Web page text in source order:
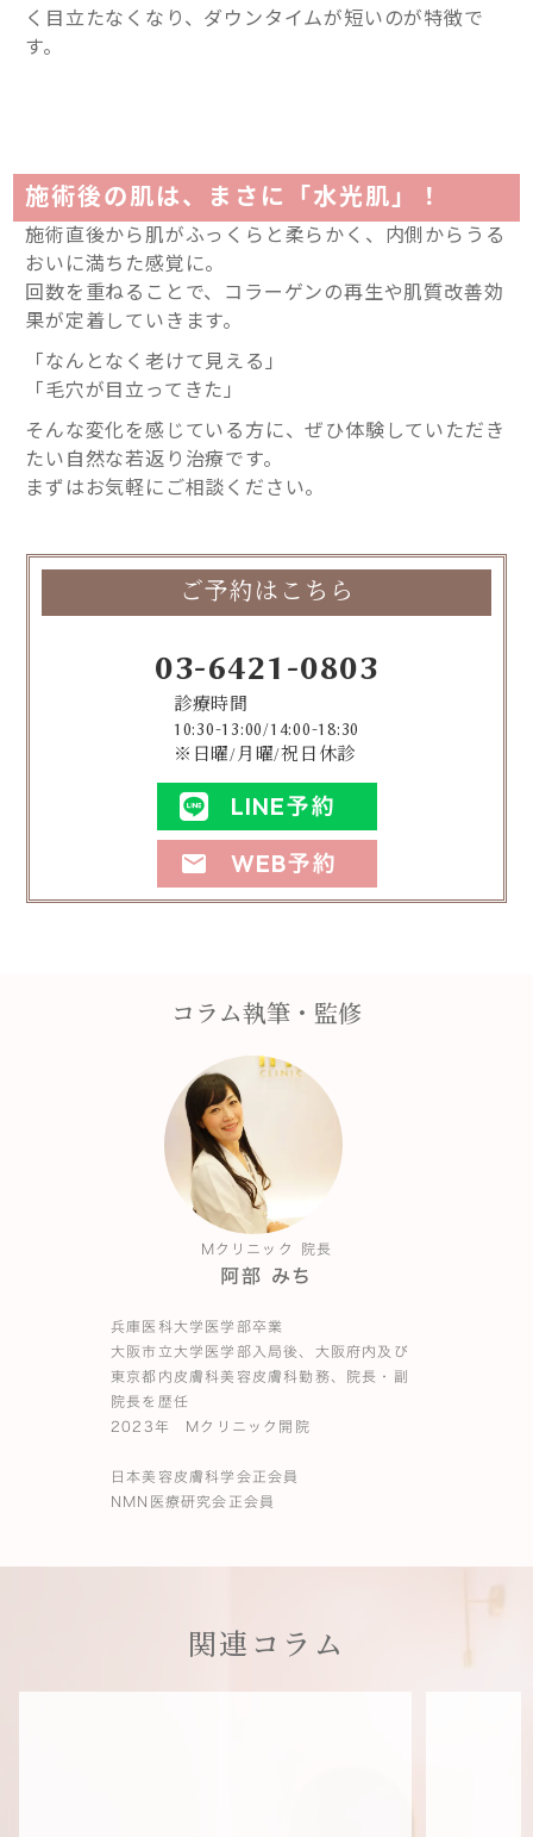
く目立たなくなり、ダウンタイムが短いのが特徴で
す。
施術後の肌は、まさに「水光肌」！
施術直後から肌がふっくらと柔らかく、内側からうる
おいに満ちた感覚に。
回数を重ねることで、コラーゲンの再生や肌質改善効
果が定着していきます。
「なんとなく老けて見える」
「毛穴が目立ってきた」
そんな変化を感じている方に、ぜひ体験していただき
たい自然な若返り治療です。
まずはお気軽にご相談ください。
ご予約はこちら
03-6421-0803
診療時間
10:30-13:00/14:00-18:30
※日曜/月曜/祝日休診
LINE予約
mail WEB予約
コラム執筆・監修
Mクリニック 院長
阿部 みち
兵庫医科大学医学部卒業
大阪市立大学医学部入局後、大阪府内及び
東京都内皮膚科美容皮膚科勤務、院長・副
院長を歴任
2023年 Mクリニック開院
日本美容皮膚科学会正会員
NMN医療研究会正会員
関連コラム